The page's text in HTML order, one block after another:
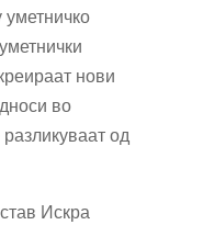
нови
во
од
Искра